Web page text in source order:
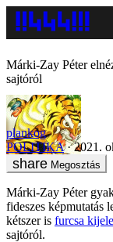
Márki-Zay Péter
sajtóról
plankog
POLITIKA
2021.
Megosztás
Márki-Zay Péter
fideszes képmutatás
kétszer is furcsa
sajtóról.